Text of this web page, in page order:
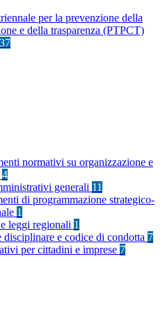
per la prevenzione della
e della trasparenza (PTPCT)
37
normativi su organizzazione e
4
generali 11
di programmazione strategico-
1
leggi regionali 1
disciplinare e codice di condotta 7
per cittadini e imprese 7